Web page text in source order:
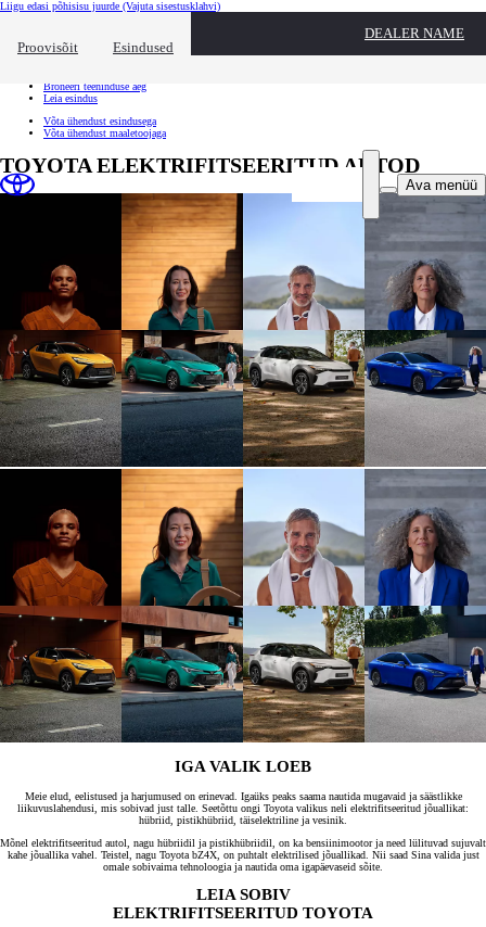
Liigu edasi põhisisu juurde (Vajuta sisestusklahvi)
Proovisõit Esindused
DEALER NAME
Kiirtee Klõpsa kiirtee ülekatte sulgemiseks
Broneeri teeninduse aeg
Leia esindus
Võta ühendust esindusega
Võta ühendust maaletoojaga
Ava menüü
TOYOTA ELEKTRIFITSEERITUD AUTOD
IGA VALIK LOEB
Meie elud, eelistused ja harjumused on erinevad. Igaüks peaks saama nautida mugavaid ja säästlikke
liikuvuslahendusi, mis sobivad just talle. Seetõttu ongi Toyota valikus neli elektrifitseeritud jõuallikat:
hübriid, pistikhübriid, täiselektriline ja vesinik.
Mõnel elektrifitseeritud autol, nagu hübriidil ja pistikhübriidil, on ka bensiinimootor ja need lülituvad sujuvalt
kahe jõuallika vahel. Teistel, nagu Toyota bZ4X, on puhtalt elektrilised jõuallikad. Nii saad Sina valida just
omale sobivaima tehnoloogia ja nautida oma igapäevaseid sõite.
LEIA SOBIV
ELEKTRIFITSEERITUD TOYOTA